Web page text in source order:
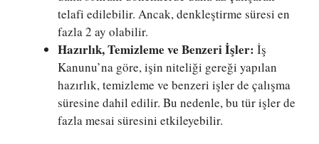
telafi edilebilir. Ancak, denkleştirme süresi en
fazla 2 ay olabilir.
Hazırlık, Temizleme ve Benzeri İşler: İş
Kanunu’na göre, işin niteliği gereği yapılan
hazırlık, temizleme ve benzeri işler de çalışma
süresine dahil edilir. Bu nedenle, bu tür işler de
fazla mesai süresini etkileyebilir.